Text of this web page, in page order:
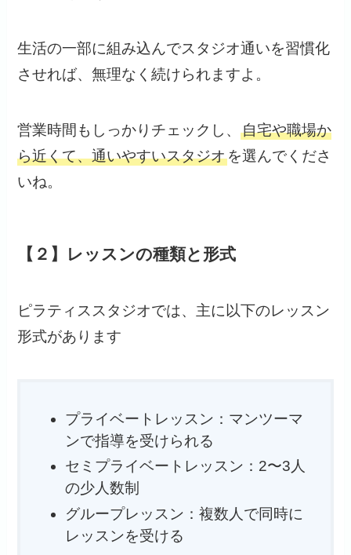
生活の一部に組み込んでスタジオ通いを習慣化
させれば、無理なく続けられますよ。
営業時間もしっかりチェックし、自宅や職場か
ら近くて、通いやすいスタジオを選んでくださ
いね。
【２】レッスンの種類と形式
ピラティススタジオでは、主に以下のレッスン
形式があります
プライベートレッスン：マンツーマ
ンで指導を受けられる
セミプライベートレッスン：2〜3人
の少人数制
グループレッスン：複数人で同時に
レッスンを受ける